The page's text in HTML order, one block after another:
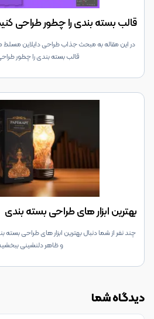
قالب بسته بندی را چطور طراحی
در این مقاله به مبحث جذاب طراحی دایلاین مسلط
قالب بسته بندی را چطور
بهترین ابزار های طراحی بسته بندی
چند نفر از شما دنبال بهترین ابزار های طراحی
و ظاهر دلنشینی
دیدگاه شما